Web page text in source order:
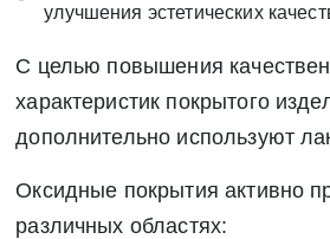
улучшения эстетических
С целью повышения
характеристик покрытого
дополнительно используют
Оксидные покрытия активно
различных областях: